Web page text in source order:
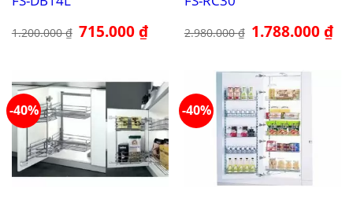
1.200.000₫ Giá
gốc
715.000₫Giá
hiện 2.980.000₫ Giá
gốc
1.788.000₫Giá
-40% -40%